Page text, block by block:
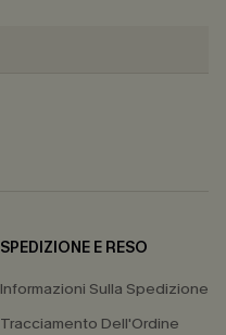
SPEDIZIONE E RESO
Informazioni Sulla Spedizione
Tracciamento Dell'Ordine